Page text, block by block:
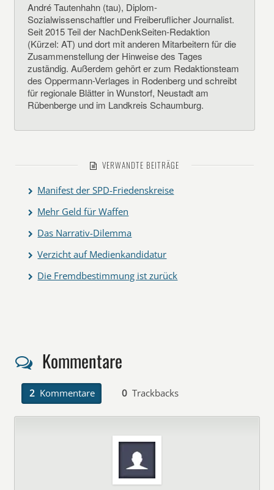
André Tautenhahn (tau), Diplom-
Sozialwissenschaftler und Freiberuflicher Journalist.
Seit 2015 Teil der NachDenkSeiten-Redaktion
(Kürzel: AT) und dort mit anderen Mitarbeitern für die
Zusammenstellung der Hinweise des Tages
zuständig. Außerdem gehört er zum Redaktionsteam
des Oppermann-Verlages in Rodenberg und schreibt
für regionale Blätter in Wunstorf, Neustadt am
Rübenberge und im Landkreis Schaumburg.
VERWANDTE BEITRÄGE
Manifest der SPD-Friedenskreise
Mehr Geld für Waffen
Das Narrativ-Dilemma
Verzicht auf Medienkandidatur
Die Fremdbestimmung ist zurück
Kommentare
2 Kommentare 0 Trackbacks